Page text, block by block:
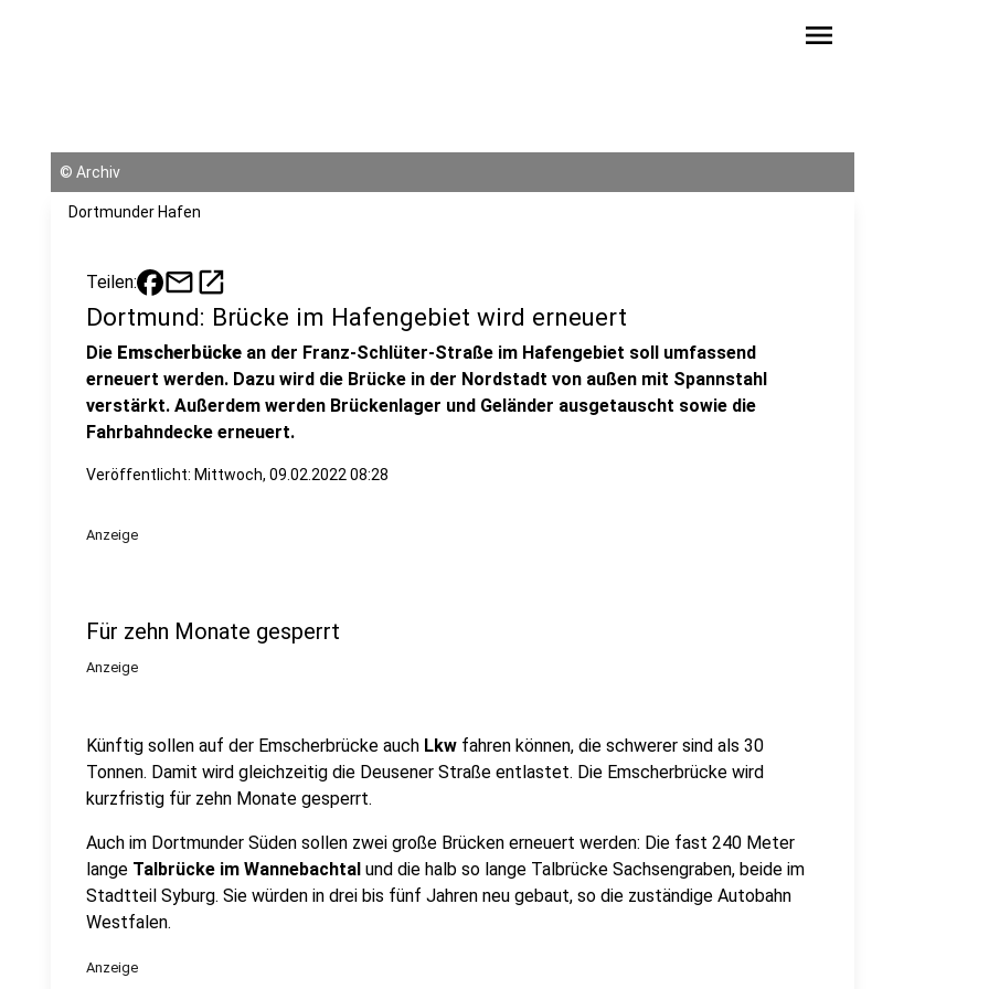
menu
© Archiv
Dortmunder Hafen
Teilen: mailopen_in_new
Dortmund: Brücke im Hafengebiet wird erneuert
Die Emscherbücke an der Franz-Schlüter-Straße im Hafengebiet soll umfassend
erneuert werden. Dazu wird die Brücke in der Nordstadt von außen mit Spannstahl
verstärkt. Außerdem werden Brückenlager und Geländer ausgetauscht sowie die
Fahrbahndecke erneuert.
Veröffentlicht: Mittwoch, 09.02.2022 08:28
Anzeige
Für zehn Monate gesperrt
Anzeige
Künftig sollen auf der Emscherbrücke auch Lkw fahren können, die schwerer sind als 30
Tonnen. Damit wird gleichzeitig die Deusener Straße entlastet. Die Emscherbrücke wird
kurzfristig für zehn Monate gesperrt.
Auch im Dortmunder Süden sollen zwei große Brücken erneuert werden: Die fast 240 Meter
lange Talbrücke im Wannebachtal und die halb so lange Talbrücke Sachsengraben, beide im
Stadtteil Syburg. Sie würden in drei bis fünf Jahren neu gebaut, so die zuständige Autobahn
Westfalen.
Anzeige